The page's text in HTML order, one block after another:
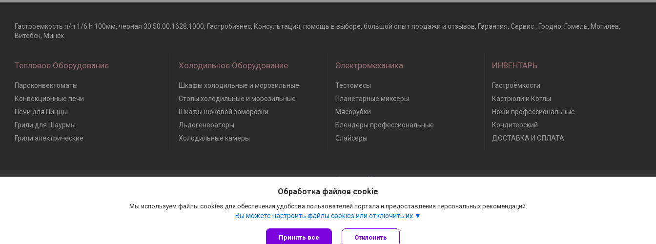
Гастроемкость п/п 1/6 h 100мм, черная 30.50.00.1628.1000, Гастробизнес, Консультация, помощь в выборе, большой опыт продажи и отзывов, Гарантия, Сервис , Гродно, Гомель, Могилев,
Витебск, Минск
Тепловое Оборудование
Пароконвектоматы
Конвекционные печи
Печи для Пиццы
Грили для Шаурмы
Грили электрические
Холодильное Оборудование
Шкафы холодильные и морозильные
Столы холодильные и морозильные
Шкафы шоковой заморозки
Льдогенераторы
Холодильные камеры
Электромеханика
Тестомесы
Планетарные миксеры
Мясорубки
Блендеры профессиональные
Слайсеры
ИНВЕНТАРЬ
Гастроёмкости
Кастрюли и Котлы
Ножи профессиональные
Кондитерский
ДОСТАВКА И ОПЛАТА
Сайт создан на платформе Deal.by
Политика обработки файлов cookies
Обработка файлов cookie
Мы используем файлы cookies для обеспечения удобства пользователей портала и предоставления персональных рекомендаций.
Вы можете настроить файлы cookies или отключить их.
Принять все Отклонить
Гастробизнес |
Пожаловаться на контент
Select Language ▼